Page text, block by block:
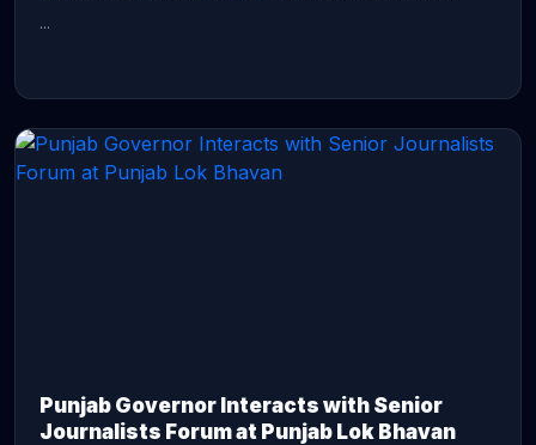
...
Punjab Governor Interacts with Senior
Journalists Forum at Punjab Lok Bhavan